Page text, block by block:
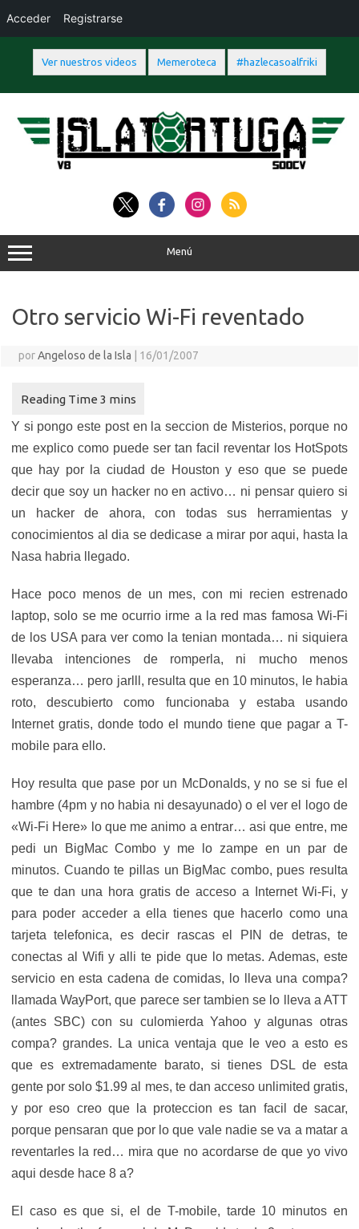
Ver nuestros videos Memeroteca #hazlecasoalfriki
contenido
Menú
Otro servicio Wi-Fi reventado
porAngeloso de la Isla 16/01/2007
Y si pongo este post en la seccion de Misterios, porque no
me explico como puede ser tan facil reventar los HotSpots
que hay por la ciudad de Houston y eso que se puede
decir que soy un hacker no en activo… ni pensar quiero si
un hacker de ahora, con todas sus herramientas y
conocimientos al dia se dedicase a mirar por aqui, hasta la
Nasa habria llegado.
Hace poco menos de un mes, con mi recien estrenado
laptop, solo se me ocurrio irme a la red mas famosa Wi-Fi
de los USA para ver como la tenian montada… ni siquiera
llevaba intenciones de romperla, ni mucho menos
esperanza… pero jarlll, resulta que en 10 minutos, le habia
roto, descubierto como funcionaba y estaba usando
Internet gratis, donde todo el mundo tiene que pagar a T-
mobile para ello.
Hoy resulta que pase por un McDonalds, y no se si fue el
hambre (4pm y no habia ni desayunado) o el ver el logo de
«Wi-Fi Here» lo que me animo a entrar… asi que entre, me
pedi un BigMac Combo y me lo zampe en un par de
minutos. Cuando te pillas un BigMac combo, pues resulta
que te dan una hora gratis de acceso a Internet Wi-Fi, y
para poder acceder a ella tienes que hacerlo como una
tarjeta telefonica, es decir rascas el PIN de detras, te
conectas al Wifi y alli te pide que lo metas. Ademas, este
servicio en esta cadena de comidas, lo lleva una compa?
llamada WayPort, que parece ser tambien se lo lleva a ATT
(antes SBC) con su culomierda Yahoo y algunas otras
compa? grandes. La unica ventaja que le veo a esto es
que es extremadamente barato, si tienes DSL de esta
gente por solo $1.99 al mes, te dan acceso unlimited gratis,
y por eso creo que la proteccion es tan facil de sacar,
porque pensaran que por lo que vale nadie se va a matar a
reventarles la red… mira que no acordarse de que yo vivo
aqui desde hace 8 a?
El caso es que si, el de T-mobile, tarde 10 minutos en
Acceder Registrarse